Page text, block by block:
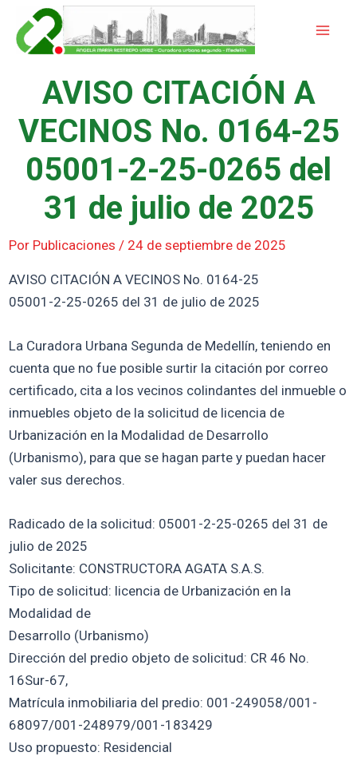
contenido
AVISO CITACIÓN A
VECINOS No. 0164-25
05001-2-25-0265 del
31 de julio de 2025
Por Publicaciones / 24 de septiembre de 2025
AVISO CITACIÓN A VECINOS No. 0164-25
05001-2-25-0265 del 31 de julio de 2025
La Curadora Urbana Segunda de Medellín, teniendo en
cuenta que no fue posible surtir la citación por correo
certificado, cita a los vecinos colindantes del inmueble o
inmuebles objeto de la solicitud de licencia de
Urbanización en la Modalidad de Desarrollo
(Urbanismo), para que se hagan parte y puedan hacer
valer sus derechos.
Radicado de la solicitud: 05001-2-25-0265 del 31 de
julio de 2025
Solicitante: CONSTRUCTORA AGATA S.A.S.
Tipo de solicitud: licencia de Urbanización en la
Modalidad de
Desarrollo (Urbanismo)
Dirección del predio objeto de solicitud: CR 46 No.
16Sur-67,
Matrícula inmobiliaria del predio: 001-249058/001-
68097/001-248979/001-183429
Uso propuesto: Residencial